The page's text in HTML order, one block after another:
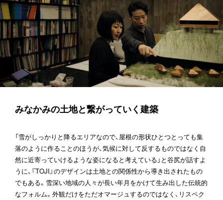
みなかみの土地と繋がっていく建築
「雪がしっかりと降るエリアなので、屋根の形状ひとつとっても集
落のように作ることのほうが、気候に対して反するものではなく自
然に近寄っていけるような姿になると考えている」と谷尻が話すよ
うに、『TOJI』のデザインは土地との関係性から導き出されたもの
でもある。雪深い地域の人々が長い年月をかけて生み出した伝統的
なフォルム。外観だけをただオマージュするのではなく、リスペク